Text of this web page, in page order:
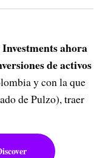
ahora
de activos
y con la que
de Pulzo), traer